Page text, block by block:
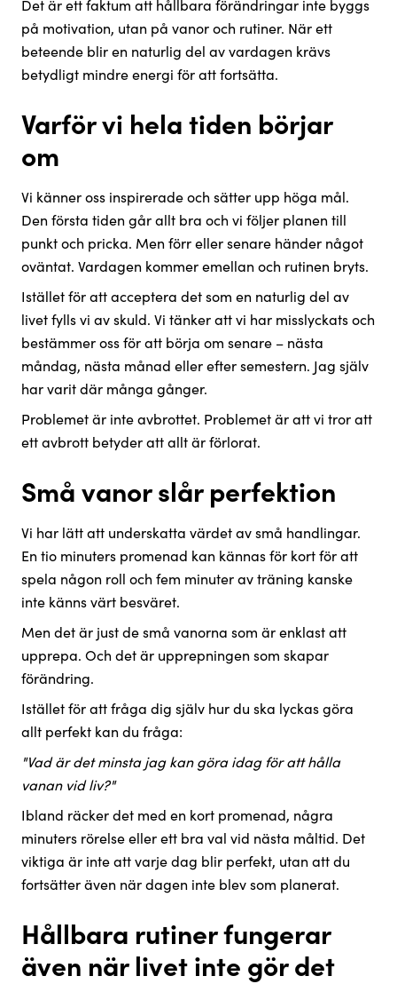
Det är ett faktum att hållbara förändringar inte byggs
på motivation, utan på vanor och rutiner. När ett
beteende blir en naturlig del av vardagen krävs
betydligt mindre energi för att fortsätta.
Varför vi hela tiden börjar
om
Vi känner oss inspirerade och sätter upp höga mål.
Den första tiden går allt bra och vi följer planen till
punkt och pricka. Men förr eller senare händer något
oväntat. Vardagen kommer emellan och rutinen bryts.
Istället för att acceptera det som en naturlig del av
livet fylls vi av skuld. Vi tänker att vi har misslyckats och
bestämmer oss för att börja om senare – nästa
måndag, nästa månad eller efter semestern. Jag själv
har varit där många gånger.
Problemet är inte avbrottet. Problemet är att vi tror att
ett avbrott betyder att allt är förlorat.
Små vanor slår perfektion
Vi har lätt att underskatta värdet av små handlingar.
En tio minuters promenad kan kännas för kort för att
spela någon roll och fem minuter av träning kanske
inte känns värt besväret.
Men det är just de små vanorna som är enklast att
upprepa. Och det är upprepningen som skapar
förändring.
Istället för att fråga dig själv hur du ska lyckas göra
allt perfekt kan du fråga:
"Vad är det minsta jag kan göra idag för att hålla
vanan vid liv?"
Ibland räcker det med en kort promenad, några
minuters rörelse eller ett bra val vid nästa måltid. Det
viktiga är inte att varje dag blir perfekt, utan att du
fortsätter även när dagen inte blev som planerat.
Hållbara rutiner fungerar
även när livet inte gör det